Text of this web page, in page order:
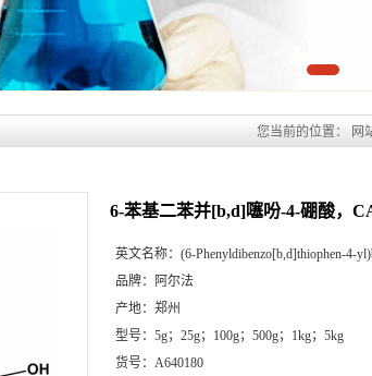
您当前的位置： 网
6-苯基二苯并[b,d]噻吩-4-硼酸，
英文名称： (6-Phenyldibenzo[b,d]thiophen-4-
品牌：
阿尔法
产地： 郑州
型号： 5g；25g；100g；500g；1kg；5kg
货号： A640180